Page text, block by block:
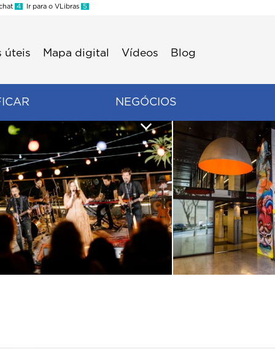
4 Ir para o VLibras 5
úteis Mapa digital Vídeos Blog
NEGÓCIOS